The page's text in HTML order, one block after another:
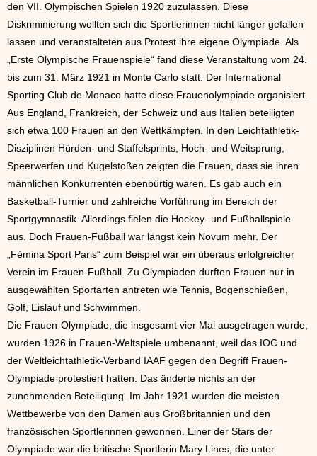
den VII. Olympischen Spielen 1920 zuzulassen. Diese
Diskriminierung wollten sich die Sportlerinnen nicht länger gefallen
lassen und veranstalteten aus Protest ihre eigene Olympiade. Als
„Erste Olympische Frauenspiele“ fand diese Veranstaltung vom 24.
bis zum 31. März 1921 in Monte Carlo statt. Der International
Sporting Club de Monaco hatte diese Frauenolympiade organisiert.
Aus England, Frankreich, der Schweiz und aus Italien beteiligten
sich etwa 100 Frauen an den Wettkämpfen. In den Leichtathletik-
Disziplinen Hürden- und Staffelsprints, Hoch- und Weitsprung,
Speerwerfen und Kugelstoßen zeigten die Frauen, dass sie ihren
männlichen Konkurrenten ebenbürtig waren. Es gab auch ein
Basketball-Turnier und zahlreiche Vorführung im Bereich der
Sportgymnastik. Allerdings fielen die Hockey- und Fußballspiele
aus. Doch Frauen-Fußball war längst kein Novum mehr. Der
„Fémina Sport Paris“ zum Beispiel war ein überaus erfolgreicher
Verein im Frauen-Fußball. Zu Olympiaden durften Frauen nur in
ausgewählten Sportarten antreten wie Tennis, Bogenschießen,
Golf, Eislauf und Schwimmen.
Die Frauen-Olympiade, die insgesamt vier Mal ausgetragen wurde,
wurden 1926 in Frauen-Weltspiele umbenannt, weil das IOC und
der Weltleichtathletik-Verband IAAF gegen den Begriff Frauen-
Olympiade protestiert hatten. Das änderte nichts an der
zunehmenden Beteiligung. Im Jahr 1921 wurden die meisten
Wettbewerbe von den Damen aus Großbritannien und den
französischen Sportlerinnen gewonnen. Einer der Stars der
Olympiade war die britische Sportlerin Mary Lines, die unter